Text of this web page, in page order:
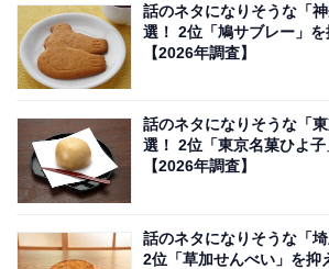
話のネタになりそうな「
選！ 2位「鳩サブレー」を
【2026年調査】
話のネタになりそうな「
選！ 2位「東京名菓ひよ
【2026年調査】
話のネタになりそうな「
2位「草加せんべい」を抑